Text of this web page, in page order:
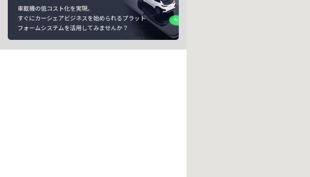
車載機の低コスト化を実現。
すぐにカーシェアビジネスを始められるプラット
フォームシステムを活用してみませんか？